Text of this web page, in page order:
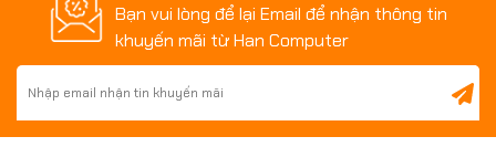
Bạn vui lòng để lại Email để nhận thông tin
khuyến mãi từ Han Computer